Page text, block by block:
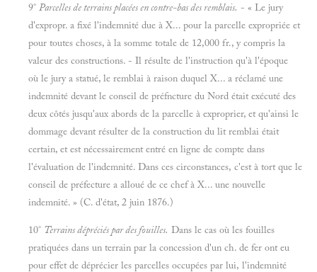
9° Parcelles de terrains placées en contre-bas des remblais. - « Le jury
d'expropr. a fixé l'indemnité due à X... pour la parcelle expropriée et
pour toutes choses, à la somme totale de 12,000 fr., y compris la
valeur des constructions. - Il résulte de l'instruction qu'à l'époque
où le jury a statué, le remblai à raison duquel X... a réclamé une
indemnité devant le conseil de préfncture du Nord était exécuté des
deux côtés jusqu'aux abords de la parcelle à exproprier, et qu'ainsi le
dommage devant résulter de la construction du lit remblai était
certain, et est nécessairement entré en ligne de compte dans
l'évaluation de l'indemnité. Dans ces circonstances, c'est à tort que le
conseil de préfecture a alloué de ce chef à X... une nouvelle
indemnité. » (C. d'état, 2 juin 1876.)
10° Terrains dépréciés par des fouilles. Dans le cas où les fouilles
pratiquées dans un terrain par la concession d'un ch. de fer ont eu
pour effet de déprécier les parcelles occupées par lui, l'indemnité